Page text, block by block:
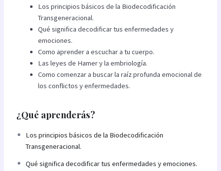
Los principios básicos de la Biodecodificación
Transgeneracional.
Qué significa decodificar tus enfermedades y
emociones.
Como aprender a escuchar a tu cuerpo.
Las leyes de Hamer y la embriología.
Como comenzar a buscar la raíz profunda emocional de
los conflictos y enfermedades.
¿Qué aprenderás?
Los principios básicos de la Biodecodificación
Transgeneracional.
Qué significa decodificar tus enfermedades y emociones.